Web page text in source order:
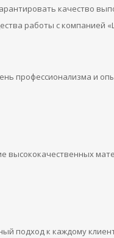
качество
работы с компанией
профессионализма и
высококачественных
подход к каждому